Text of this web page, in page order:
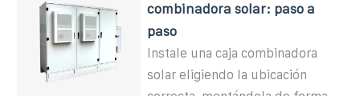
combinadora solar: paso a
paso
Instale una caja combinadora
solar eligiendo la ubicación